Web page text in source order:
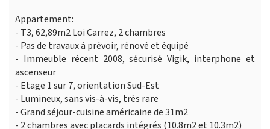
Appartement:
- T3, 62,89m2 Loi Carrez, 2 chambres
- Pas de travaux à prévoir, rénové et équipé
- Immeuble récent 2008, sécurisé Vigik, interphone et
ascenseur
- Etage 1 sur 7, orientation Sud-Est
- Lumineux, sans vis-à-vis, très rare
- Grand séjour-cuisine américaine de 31m2
- 2 chambres avec placards intégrés (10.8m2 et 10.3m2)